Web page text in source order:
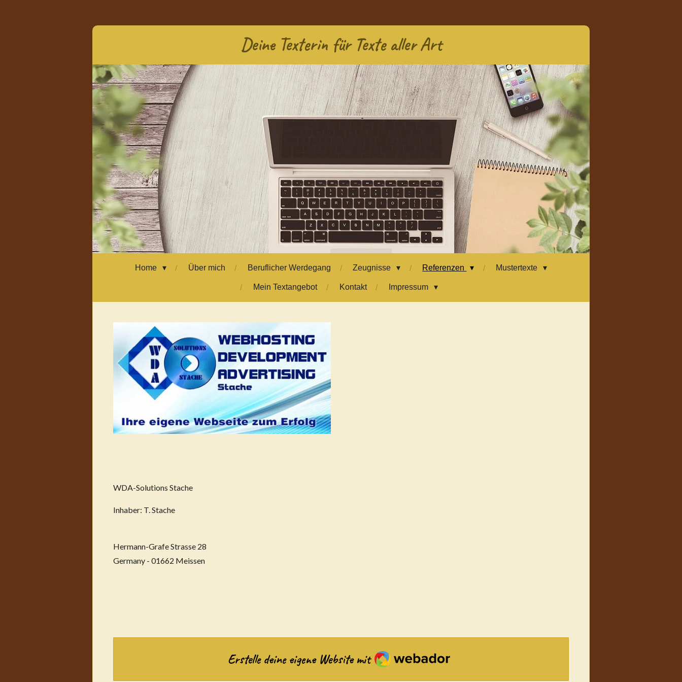
Deine Texterin für Texte aller Art
Home Über mich Beruflicher Werdegang Zeugnisse Referenzen Mustertexte
Mein Textangebot Kontakt Impressum
WDA-Solutions Stache
Inhaber: T. Stache
Hermann-Grafe Strasse 28
Germany - 01662 Meissen
Erstelle deine eigene Website mit Webador